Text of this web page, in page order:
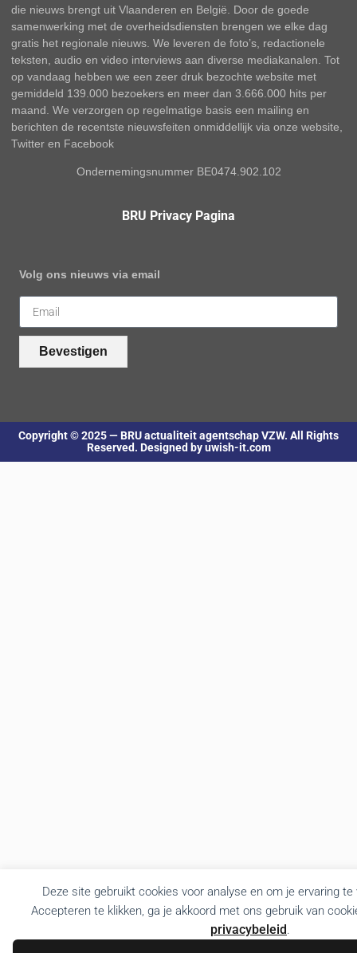
Deze site gebruikt cookies voor analyse en om je ervaring
Accepteren te klikken, ga je akkoord met ons gebruik van
privacybeleid.
die nieuws brengt uit Vlaanderen en België. Door de goede
samenwerking met de overheidsdiensten brengen we elke dag
gratis het regionale nieuws. We leveren de foto’s, redactionele
teksten, audio en video interviews aan diverse mediakanalen. Tot
op vandaag hebben we een zeer druk bezochte website met
gemiddeld 139.000 bezoekers en meer dan 3.666.000 hits per
maand. We verzorgen op regelmatige basis een mailing en
berichten de recentste nieuwsfeiten onmiddellijk via onze website,
Twitter en Facebook
Ondernemingsnummer BE0474.902.102
BRU Privacy Pagina
Volg ons nieuws via email
Bevestigen
Copyright © 2025 — BRU actualiteit agentschap VZW. All Rights
Reserved. Designed by uwish-it.com